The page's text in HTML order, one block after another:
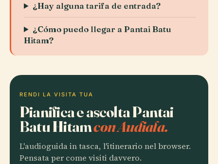
¿Hay alguna tarifa de entrada?
¿Cómo puedo llegar a Pantai Batu
Hitam?
RENDI LA VISITA TUA
Pianifica e ascolta Pantai
Batu Hitamcon Audiala.
L'audioguida in tasca, l'itinerario nel browser.
Pensata per come visiti davvero.